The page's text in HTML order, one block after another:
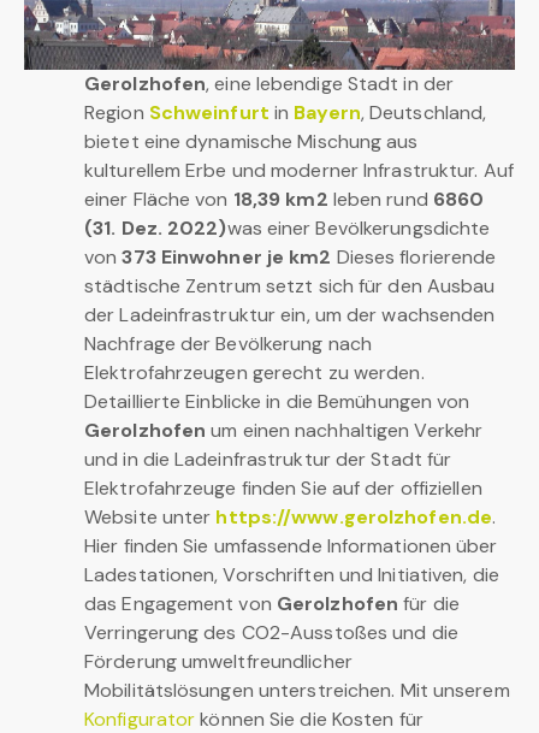
Gerolzhofen, eine lebendige Stadt in der
Region Schweinfurt in Bayern, Deutschland,
bietet eine dynamische Mischung aus
kulturellem Erbe und moderner Infrastruktur. Auf
einer Fläche von 18,39 km2 leben rund 6860
(31. Dez. 2022)was einer Bevölkerungsdichte
von373 Einwohner je km2 Dieses florierende
städtische Zentrum setzt sich für den Ausbau
der Ladeinfrastruktur ein, um der wachsenden
Nachfrage der Bevölkerung nach
Elektrofahrzeugen gerecht zu werden.
Detaillierte Einblicke in die Bemühungen von
Gerolzhofen um einen nachhaltigen Verkehr
und in die Ladeinfrastruktur der Stadt für
Elektrofahrzeuge finden Sie auf der offiziellen
Website unter https://www.gerolzhofen.de.
Hier finden Sie umfassende Informationen über
Ladestationen, Vorschriften und Initiativen, die
das Engagement von Gerolzhofen für die
Verringerung des CO2-Ausstoßes und die
Förderung umweltfreundlicher
Mobilitätslösungen unterstreichen. Mit unserem
Konfiguratorkönnen Sie die Kosten für